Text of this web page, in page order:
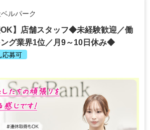
ルパーク
OK】店舗スタッフ◆未経験歓迎／働
グ業界1位／月9～10日休み◆
応募可